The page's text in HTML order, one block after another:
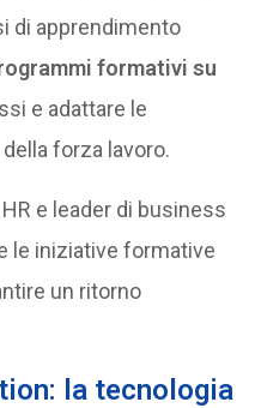
di apprendimento
formativi su
e adattare le
forza lavoro.
e leader di business
le iniziative formative
un ritorno
la tecnologia